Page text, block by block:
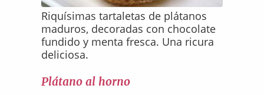
Riquísimas tartaletas de plátanos
maduros, decoradas con chocolate
fundido y menta fresca. Una ricura
deliciosa.
Plátano al horno